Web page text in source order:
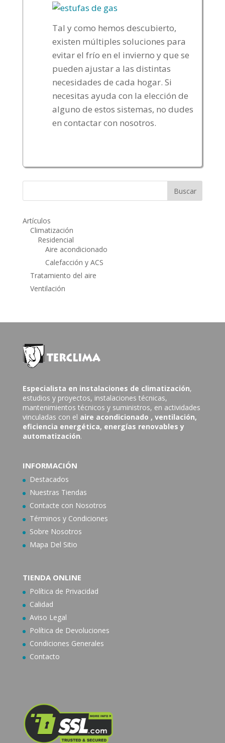
Tal y como hemos descubierto,
existen múltiples soluciones para
evitar el frío en el invierno y que se
pueden ajustar a las distintas
necesidades de cada hogar. Si
necesitas ayuda con la elección de
alguno de estos sistemas, no dudes
en contactar con nosotros.
Artículos
Climatización
Residencial
Aire acondicionado
Calefacción y ACS
Tratamiento del aire
Ventilación
Especialista en instalaciones de climatización,
estudios y proyectos, instalaciones técnicas,
mantenimientos técnicos y suministros, en actividades
vinculadas con el aire acondicionado , ventilación,
eficiencia energética, energías renovables y
automatización.
INFORMACIÓN
Destacados
Nuestras Tiendas
Contacte con Nosotros
Términos y Condiciones
Sobre Nosotros
Mapa Del Sitio
TIENDA ONLINE
Política de Privacidad
Calidad
Aviso Legal
Política de Devoluciones
Condiciones Generales
Contacto